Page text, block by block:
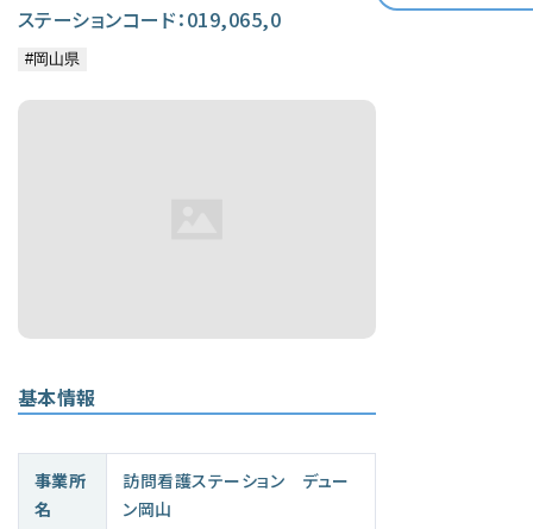
ステーションコード：019,065,0
基本情報
事業所
名
訪問看護ステーション デュー
ン岡山